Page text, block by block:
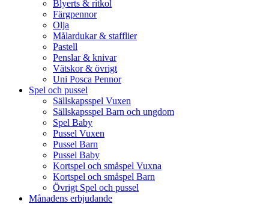
Blyerts & ritkol
Färgpennor
Olja
Målardukar & stafflier
Pastell
Penslar & knivar
Vätskor & övrigt
Uni Posca Pennor
Spel och pussel
Sällskapsspel Vuxen
Sällskapsspel Barn och ungdom
Spel Baby
Pussel Vuxen
Pussel Barn
Pussel Baby
Kortspel och småspel Vuxna
Kortspel och småspel Barn
Övrigt Spel och pussel
Månadens erbjudande